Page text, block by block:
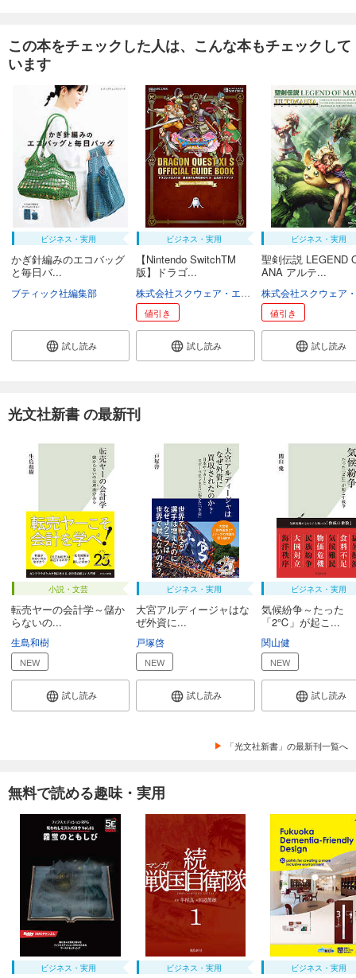
この本をチェックした人は、こんな本もチェックして
います
ビジネス・実用
かぎ針編みのエコバッグ
と毎日バ...
ブティック社編集部
試し読み
ビジネス・実用
【Nintendo SwitchTM
版】ドラゴ...
スタジオベン
値引き
試し読み
ビジネス・実用
聖剣伝説 LEGEND
ANA アルテ...
値引き
試し読み
光文社新書 の最新刊
小説・文芸
転売ヤーの会計学～儲か
らないの...
生島和樹
NEW
試し読み
ビジネス・実用
大宮アルディージャはな
ぜ外資に...
戸塚啓
NEW
試し読み
ビジネス・実用
気候紛争～たった
「2℃」が起こ...
関山健
NEW
試し読み
「光文社新書」の最新刊一覧へ
無料で読める趣味・実用
ビジネス・実用 ビジネス・実用 ビジネス・実用